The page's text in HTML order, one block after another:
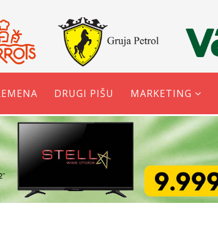
DRUGI PIŠU MARKETING